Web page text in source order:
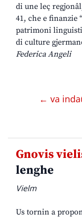
di une leç
41, che e finanzie
patrimoni
di culture
Federica Angeli
← va
Gnovis
lenghe
Vielm
Us tornin a